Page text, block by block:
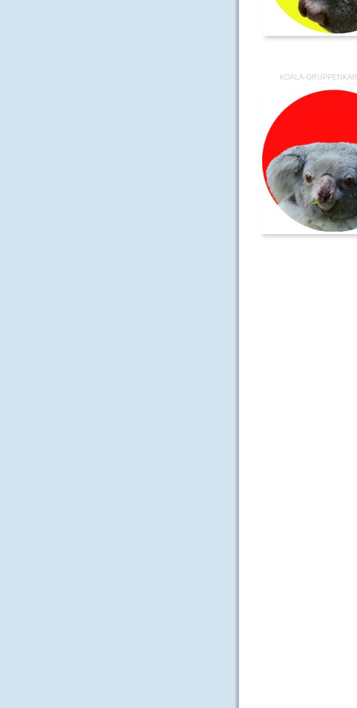
KOALA-